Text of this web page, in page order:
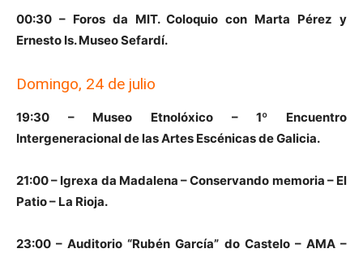
00:30 – Foros da MIT. Coloquio con Marta Pérez y
Ernesto Is. Museo Sefardí.
Domingo, 24 de julio
19:30 – Museo Etnolóxico – 1º Encuentro
Intergeneracional de las Artes Escénicas de Galicia.
21:00 – Igrexa da Madalena – Conservando memoria – El
Patio – La Rioja.
23:00 – Auditorio “Rubén García” do Castelo – AMA –